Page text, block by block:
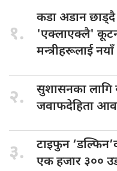
१.
कडा अडान
'एक्लाएक्लै'
मन्त्रीहरूलाई नयाँ
२. सुशासनका लागि
जवाफदेहिता
३. टाइफुन
एक हजार ३००